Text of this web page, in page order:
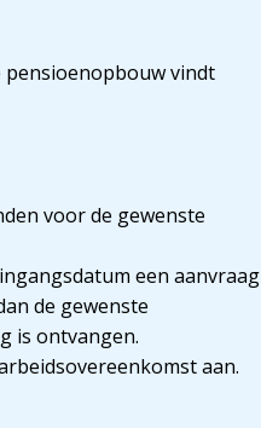
pensioenopbouw vindt
voor de gewenste
een aanvraag
de gewenste
is ontvangen.
aan.